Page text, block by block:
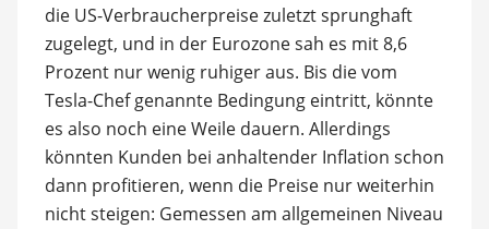
die US-Verbraucherpreise zuletzt sprunghaft
zugelegt, und in der Eurozone sah es mit 8,6
Prozent nur wenig ruhiger aus. Bis die vom
Tesla-Chef genannte Bedingung eintritt, könnte
es also noch eine Weile dauern. Allerdings
könnten Kunden bei anhaltender Inflation schon
dann profitieren, wenn die Preise nur weiterhin
nicht steigen: Gemessen am allgemeinen Niveau